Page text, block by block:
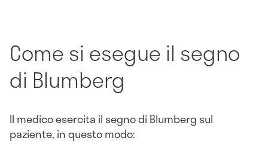
Come si esegue il segno
di Blumberg
Il medico esercita il segno di Blumberg sul
paziente, in questo modo: